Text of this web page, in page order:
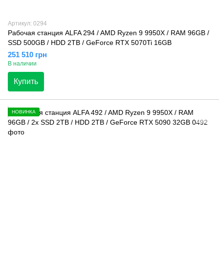
Артикул: 0294
Рабочая станция ALFA 294 / AMD Ryzen 9 9950X / RAM 96GB /
SSD 500GB / HDD 2TB / GeForce RTX 5070Ti 16GB
251 510 грн
В наличии
Купить
НОВИНКА